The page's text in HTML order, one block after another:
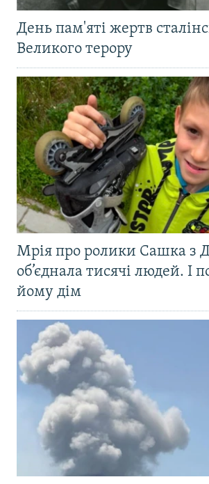
День пам'яті жертв
Великого терору
Мрія про ролики Сашка з
об’єднала тисячі людей. І
йому дім